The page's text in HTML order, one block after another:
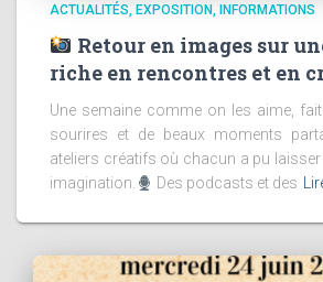
ACTUALITÉS EXPOSITION INFORMATIONS
Retour en images sur
riche en rencontres et en
Une semaine comme on les aime,
sourires et de beaux moments
ateliers créatifs où chacun a pu
imagination.
Des podcasts et des